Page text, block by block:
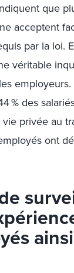
que
acceptent
par la loi.
véritable
% des
privée au
ont